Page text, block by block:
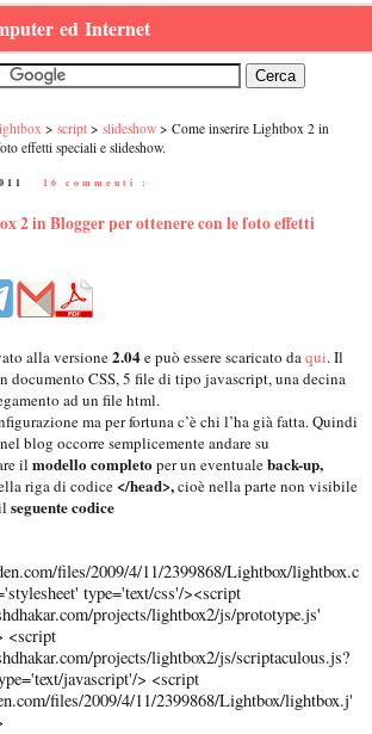
ed Internet
script slideshow
Come inserire Lightbox 2 in
effetti speciali e slideshow.
16 commenti :
2 in Blogger per ottenere con le foto effetti
alla versione2.04e può essere scaricato daqui. Il
documento CSS, 5 file di tipo javascript, una decina
ad un file html.
ma per fortuna c’è chi l’ha già fatta. Quindi
nel blog occorre semplicemente andare su
il modello completo per un eventualeback-up,
riga di codice</head>,cioè nella parte non visibile
seguente codice
files/2009/4/11/2399868/Lightbox/lightbox.c
type='text/css'/><script
projects/lightbox2/js/prototype.js'
<script
projects/lightbox2/js/scriptaculous.js?
javascript'/> <script
files/2009/4/11/2399868/Lightbox/lightbox.j'